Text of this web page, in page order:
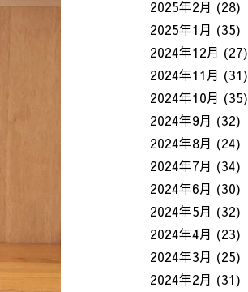
2025年2月 (28)
2025年1月 (35)
2024年12月 (27)
2024年11月 (31)
2024年10月 (35)
2024年9月 (32)
2024年8月 (24)
2024年7月 (34)
2024年6月 (30)
2024年5月 (32)
2024年4月 (23)
2024年3月 (25)
2024年2月 (31)